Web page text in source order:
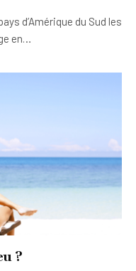
d’Amérique du Sud les
en…
?